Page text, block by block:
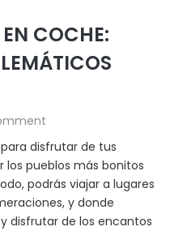
COCHE:
disfrutar de tus
los pueblos más bonitos
podrás viajar a lugares
y donde
disfrutar de los encantos